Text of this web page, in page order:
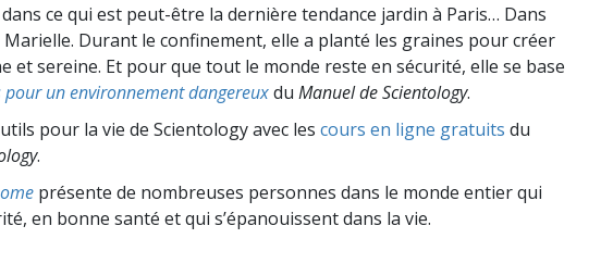
Les
Cibles
ce qui est peut-être la dernière tendance jardin à Paris… Dans
Marielle. Durant le confinement, elle a planté les graines pour créer
et sereine. Et pour que tout le monde reste en sécurité, elle se base
pour un environnement dangereuxdu Manuel de Scientology.
pour la vie de Scientology avec les cours en ligne gratuits du
.
présente de nombreuses personnes dans le monde entier qui
en bonne santé et qui s’épanouissent dans la vie.